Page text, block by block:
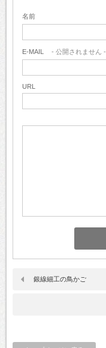
名前
E-MAIL - 公開されません -
URL
銀線細工の鳥かご